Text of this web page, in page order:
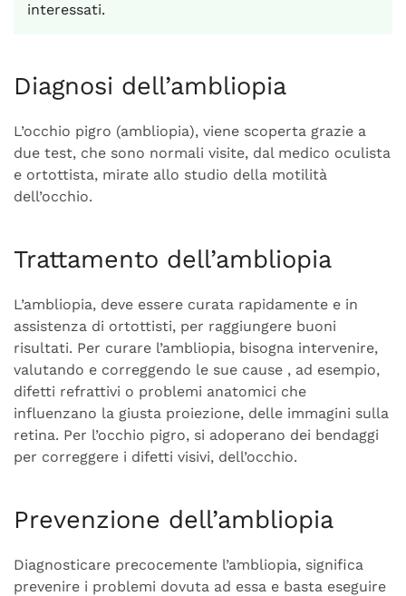
interessati.
Diagnosi dell’ambliopia
L’occhio pigro (ambliopia), viene scoperta grazie a
due test, che sono normali visite, dal medico oculista
e ortottista, mirate allo studio della motilità
dell’occhio.
Trattamento dell’ambliopia
L’ambliopia, deve essere curata rapidamente e in
assistenza di ortottisti, per raggiungere buoni
risultati. Per curare l’ambliopia, bisogna intervenire,
valutando e correggendo le sue cause , ad esempio,
difetti refrattivi o problemi anatomici che
influenzano la giusta proiezione, delle immagini sulla
retina. Per l’occhio pigro, si adoperano dei bendaggi
per correggere i difetti visivi, dell’occhio.
Prevenzione dell’ambliopia
Diagnosticare precocemente l’ambliopia, significa
prevenire i problemi dovuta ad essa e basta eseguire